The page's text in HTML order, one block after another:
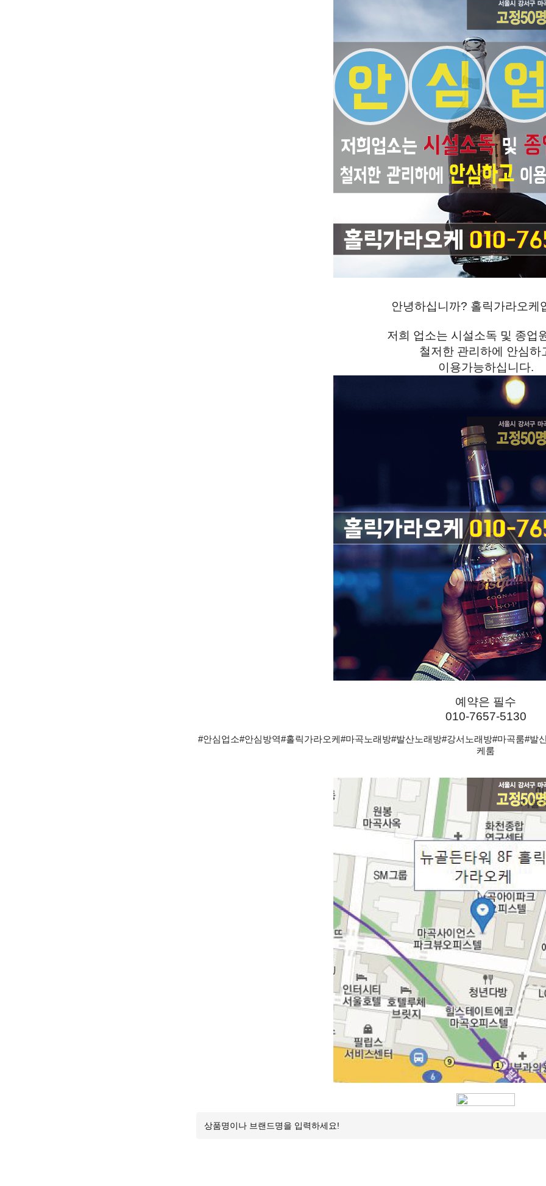
안녕하십니까? 홀릭가라오케
저희 업소는 시설소독 및 종업
철저한 관리하에 안심하
이용가능하십니다.
예약은 필수
010-7657-5130
#안심업소#안심방역#홀릭가라오케#마곡노래방#발산노래방#강서노래방#마곡룸#
케룸